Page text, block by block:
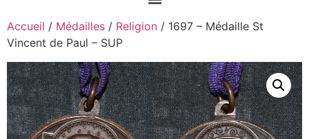
Accueil / Médailles / Religion / 1697 – Médaille St
Vincent de Paul – SUP